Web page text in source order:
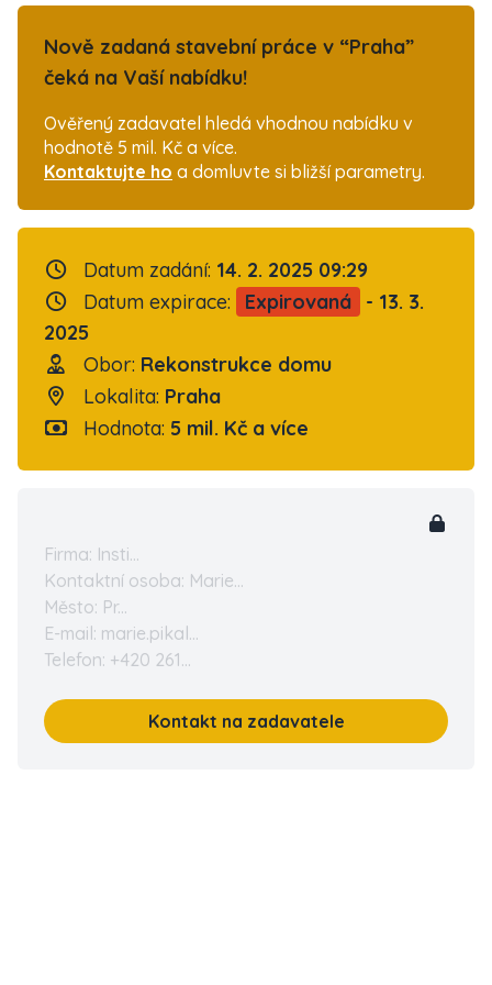
Nově zadaná stavební práce v “Praha”
čeká na Vaší nabídku!
Ověřený zadavatel hledá vhodnou nabídku v
hodnotě 5 mil. Kč a více.
Kontaktujte ho a domluvte si bližší parametry.
Datum zadání: 14. 2. 2025 09:29
Datum expirace:
Expirovaná
- 13. 3.
2025
Obor: Rekonstrukce domu
Lokalita: Praha
Hodnota: 5 mil. Kč a více
Firma: Insti...
Kontaktní osoba: Marie...
Město: Pr...
E-mail: marie.pikal...
Telefon: +420 261...
Kontakt na zadavatele